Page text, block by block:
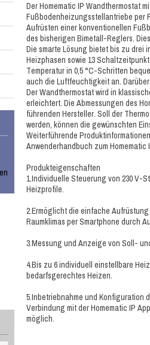
Der Homematic IP Wandthermostat
Fußbodenheizungsstellantriebe per
Aufrüsten einer konventionellen
des bisherigen Bimetall-Reglers.
Die smarte Lösung bietet bis zu drei
Heizphasen sowie 13
Temperatur in 0,5 °C-Schritten
auch die Luftfeuchtigkeit an.
Der Wandthermostat wird in
erleichtert. Die Abmessungen des
führenden Hersteller. Soll der
werden, können die gewünschten
Weiterführende
Anwenderhandbuch zum Homematic
Produkteigenschaften
1.Individuelle Steuerung von 230
Heizprofile.
2.Ermöglicht die einfache
Raumklimas per Smartphone durch
3.Messung und Anzeige von Soll-
4.Bis zu 6 individuell einstellbare
bedarfsgerechtes Heizen.
5.Inbetriebnahme und Konfiguration
Verbindung mit der Homematic IP
möglich.